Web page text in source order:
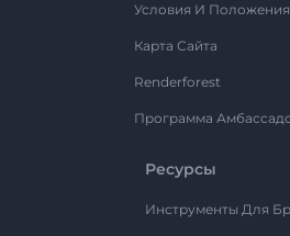
Условия И Положения
Карта Сайта
Renderforest
Программа
Ресурсы
Инструменты Для